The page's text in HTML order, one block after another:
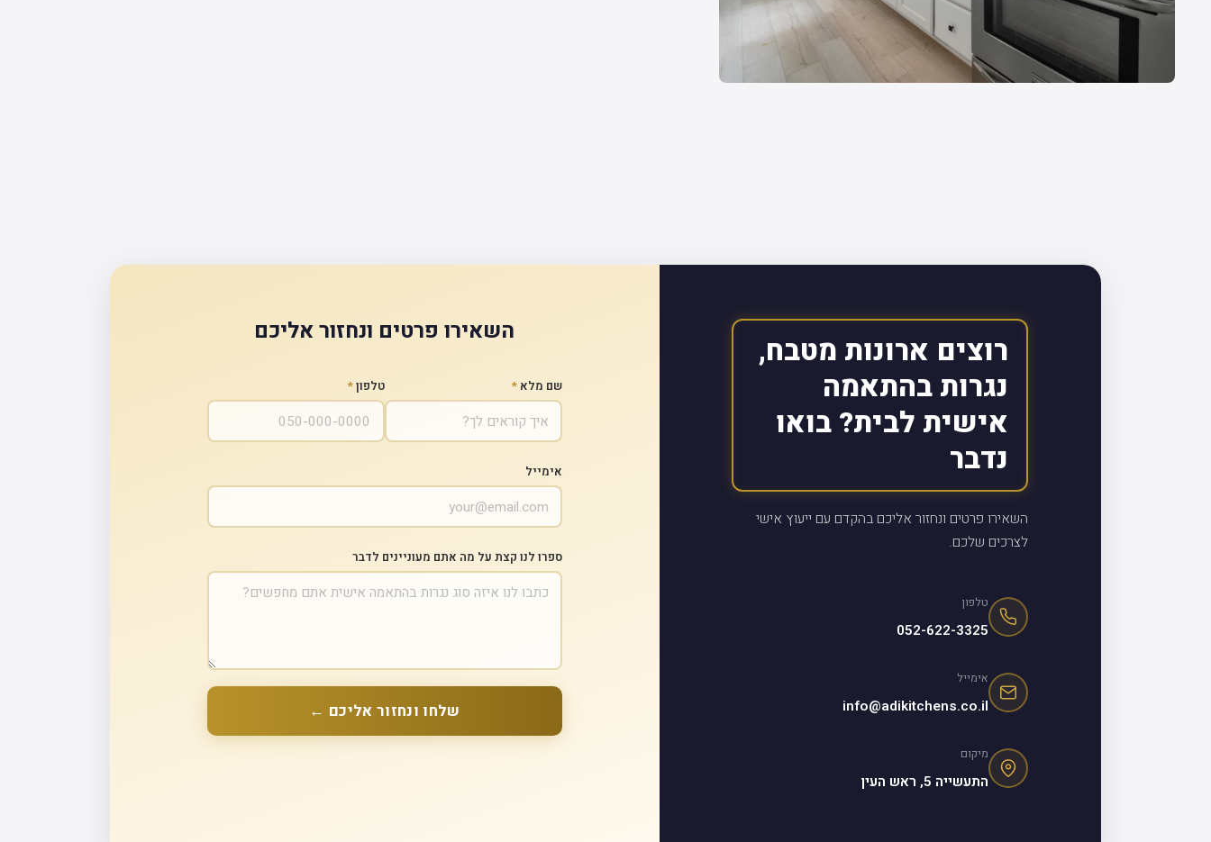
רוצים ארונות מטבח,
נגרות בהתאמה
אישית לבית? בואו
נדבר
השאירו פרטים ונחזור אליכם בהקדם עם ייעוץ אישי
לצרכים שלכם.
טלפון
052-622-3325
אימייל
info@adikitchens.co.il
מיקום
התעשייה 5, ראש העין
השאירו פרטים ונחזור אליכם
שם מלא * טלפון*
אימייל
ספרו לנו קצת על מה אתם מעוניינים לדבר
שלחו ונחזור אליכם ←